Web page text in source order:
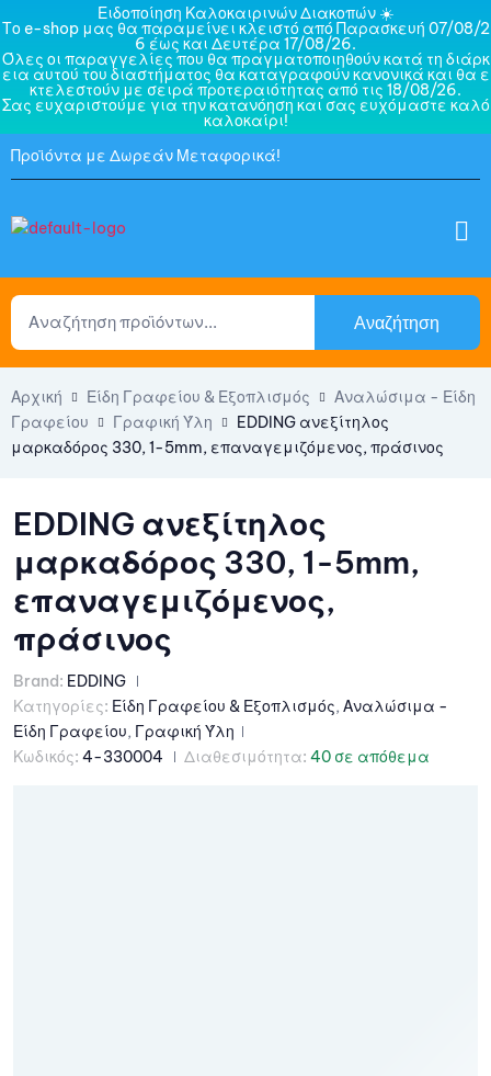
Ειδοποίηση Καλοκαιρινών Διακοπών ☀️
Το e-shop μας θα παραμείνει κλειστό από Παρασκευή 07/08/2
6 έως και Δευτέρα 17/08/26.
Όλες οι παραγγελίες που θα πραγματοποιηθούν κατά τη διάρκ
εια αυτού του διαστήματος θα καταγραφούν κανονικά και θα ε
κτελεστούν με σειρά προτεραιότητας από τις 18/08/26.
Σας ευχαριστούμε για την κατανόηση και σας ευχόμαστε καλό
καλοκαίρι!
Προϊόντα με Δωρεάν Μεταφορικά!
Αναζήτηση
Αρχική Είδη Γραφείου & Εξοπλισμός
Αναλώσιμα - Είδη
Γραφείου
Γραφική Ύλη
EDDING ανεξίτηλος
μαρκαδόρος 330, 1-5mm, επαναγεμιζόμενος, πράσινος
EDDING ανεξίτηλος
μαρκαδόρος 330, 1-5mm,
επαναγεμιζόμενος,
πράσινος
Brand: EDDING
Κατηγορίες: Είδη Γραφείου & Εξοπλισμός, Αναλώσιμα -
Είδη Γραφείου, Γραφική Ύλη
Κωδικός: 4-330004 Διαθεσιμότητα: 40 σε απόθεμα